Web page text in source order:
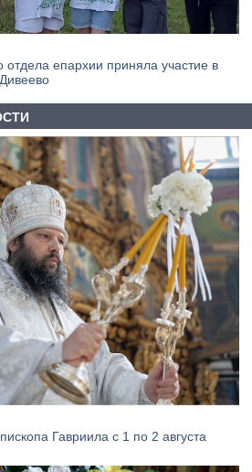
епархии приняла участие в
Гавриила с 1 по 2 августа